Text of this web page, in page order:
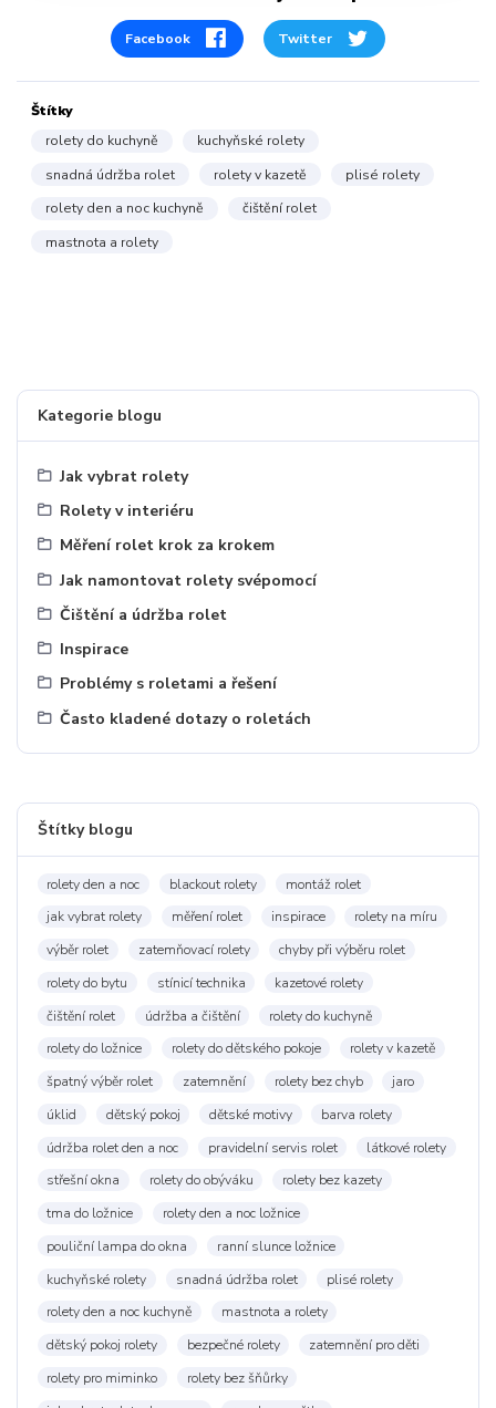
Kategorie blogu
Jak vybrat rolety
Rolety v interiéru
Měření rolet krok za krokem
Jak namontovat rolety svépomocí
Čištění a údržba rolet
Inspirace
Problémy s roletami a řešení
Často kladené dotazy o roletách
Štítky blogu
rolety den a noc blackout rolety
montáž rolet
jak vybrat rolety
měření rolet inspirace
rolety na míru
výběr rolet
zatemňovací rolety
chyby při výběru rolet
rolety do bytu
stínicí technika
kazetové rolety
čištění rolet
údržba a čištění
rolety do kuchyně
rolety do ložnice
rolety do dětského pokoje
rolety v kazetě
špatný výběr rolet
zatemnění rolety bez chyb
jaro
úklid
dětský pokoj dětské motivy
barva rolety
údržba rolet den a noc
pravidelní servis rolet
látkové rolety
střešní okna
rolety do obýváku
rolety bez kazety
tma do ložnice
rolety den a noc ložnice
pouliční lampa do okna
ranní slunce ložnice
kuchyňské rolety
snadná údržba rolet
plisé rolety
rolety den a noc kuchyně
mastnota a rolety
dětský pokoj rolety
bezpečné rolety
zatemnění pro děti
rolety pro miminko
rolety bez šňůrky
Facebook Twitter
Štítky
rolety do kuchyně
kuchyňské rolety
snadná údržba rolet
rolety v kazetě
plisé rolety
rolety den a noc kuchyně
čištění rolet
mastnota a rolety